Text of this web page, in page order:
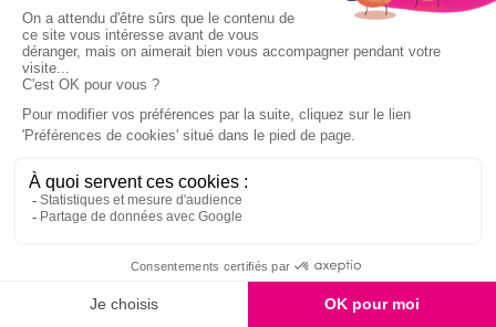
Ajouter au panier
Lave-vaisselle tout intégré 60 cm BOSCH
SMV2HTX02E